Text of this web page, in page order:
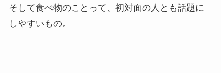
そして食べ物のことって、初対面の人とも話題に
しやすいもの。